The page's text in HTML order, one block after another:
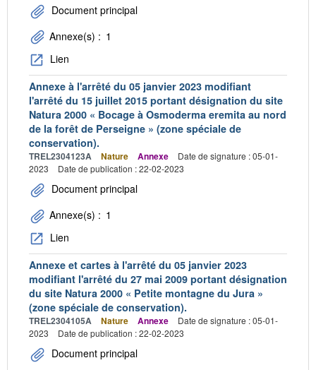
Document principal
Annexe(s) : 1
Lien
Annexe à l'arrêté du 05 janvier 2023 modifiant
l'arrêté du 15 juillet 2015 portant désignation du site
Natura 2000 « Bocage à Osmoderma eremita au nord
de la forêt de Perseigne » (zone spéciale de
conservation).
TREL2304123A Nature Annexe
Date de signature : 05-01-
2023
Date de publication : 22-02-2023
Document principal
Annexe(s) : 1
Lien
Annexe et cartes à l'arrêté du 05 janvier 2023
modifiant l'arrêté du 27 mai 2009 portant désignation
du site Natura 2000 « Petite montagne du Jura »
(zone spéciale de conservation).
TREL2304105A Nature Annexe
Date de signature : 05-01-
2023
Date de publication : 22-02-2023
Document principal